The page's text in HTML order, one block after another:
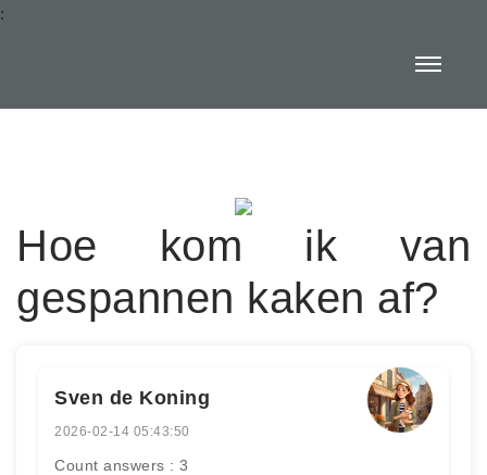
:
Hoe kom ik van
gespannen kaken af?
Sven de Koning
2026-02-14 05:43:50
Count answers : 3